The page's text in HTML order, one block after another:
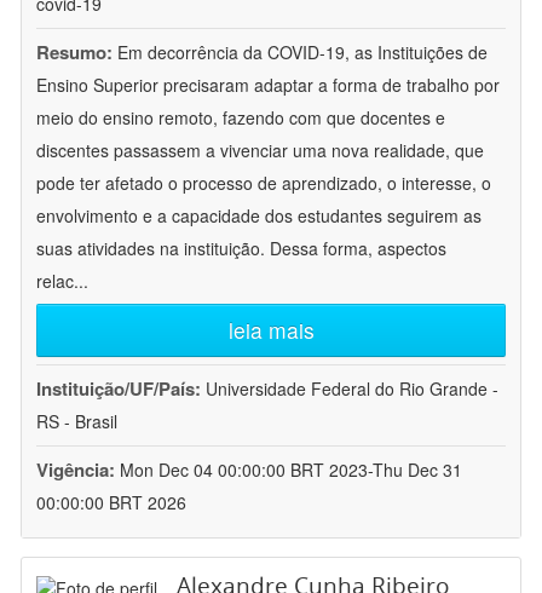
Resumo: Em decorrência da COVID-19, as Instituições de
Ensino Superior precisaram adaptar a forma de trabalho por
meio do ensino remoto, fazendo com que docentes e
discentes passassem a vivenciar uma nova realidade, que
pode ter afetado o processo de aprendizado, o interesse, o
envolvimento e a capacidade dos estudantes seguirem as
suas atividades na instituição. Dessa forma, aspectos
relac...
leia mais
Instituição/UF/País: Universidade Federal do Rio Grande -
RS - Brasil
Vigência: Mon Dec 04 00:00:00 BRT 2023-Thu Dec 31
00:00:00 BRT 2026
Alexandre Cunha Ribeiro